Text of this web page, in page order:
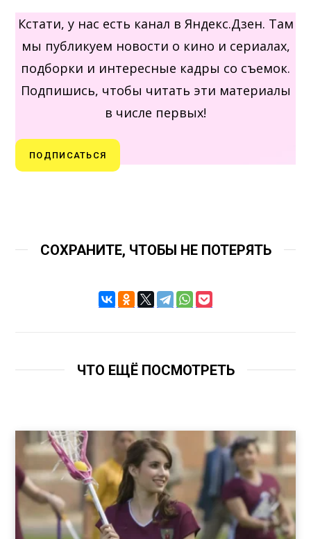
Кстати, у нас есть канал в Яндекс.Дзен. Там
мы публикуем новости о кино и сериалах,
подборки и интересные кадры со съемок.
Подпишись, чтобы читать эти материалы
в числе первых!
ПОДПИСАТЬСЯ
СОХРАНИТЕ, ЧТОБЫ НЕ ПОТЕРЯТЬ
ЧТО ЕЩЁ ПОСМОТРЕТЬ